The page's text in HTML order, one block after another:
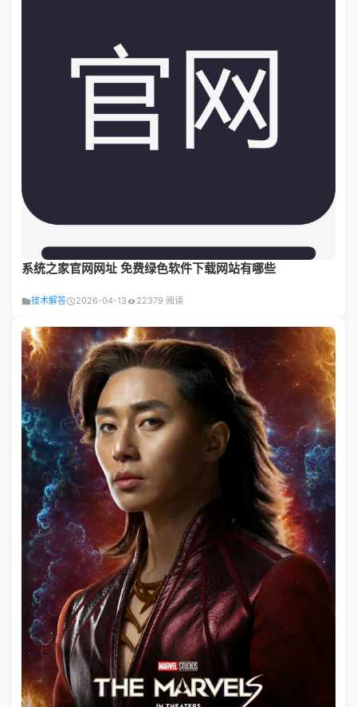
系统之家官网网址 免费绿色软件下载网站有哪些
技术解答 2026-04-13 22379 阅读